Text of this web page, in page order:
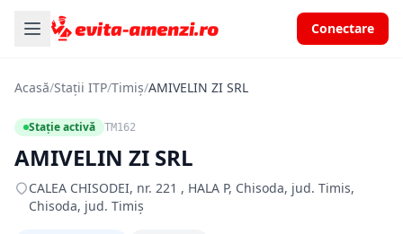
Conectare
Acasă/Stații ITP/Timiș/AMIVELIN ZI SRL
Stație activă TM162
AMIVELIN ZI SRL
CALEA CHISODEI, nr. 221 , HALA P, Chisoda, jud. Timis,
Chisoda, jud. Timiș